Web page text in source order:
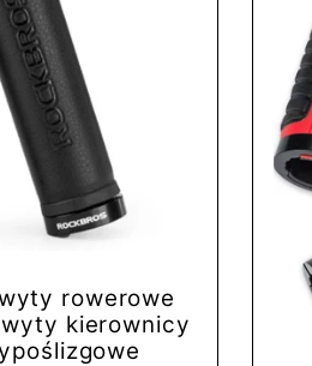
rowerowe
kierownicy